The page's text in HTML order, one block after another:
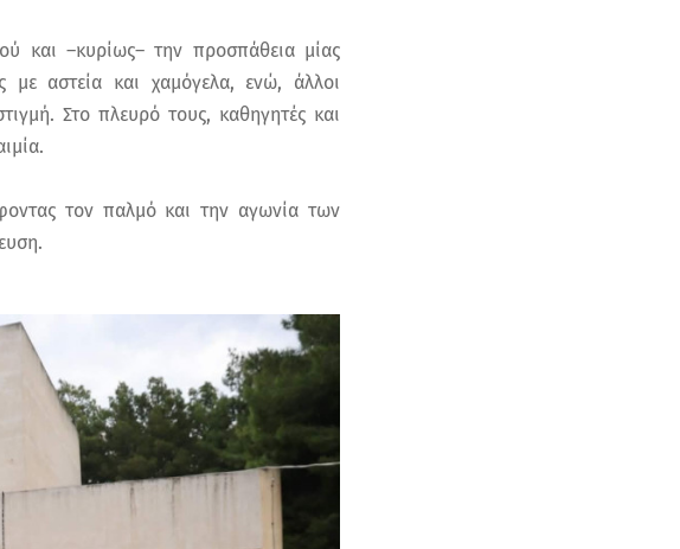
και –κυρίως– την προσπάθεια μίας
αστεία και χαμόγελα, ενώ, άλλοι
Στο πλευρό τους, καθηγητές και
τον παλμό και την αγωνία των